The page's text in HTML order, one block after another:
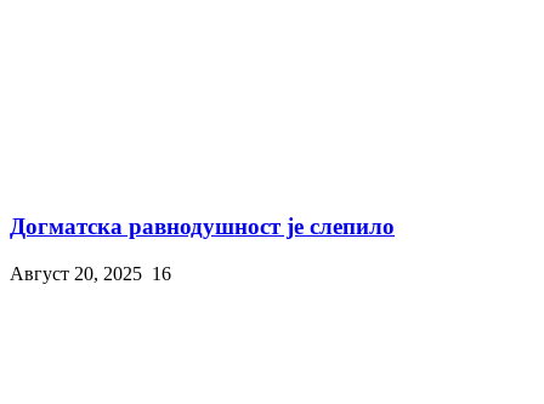
Догматска равнодушност је слепило
Август 20, 2025 16